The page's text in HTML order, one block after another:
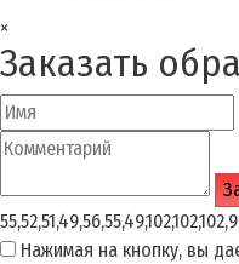
×
Заказать
Нажимая на кнопку, вы